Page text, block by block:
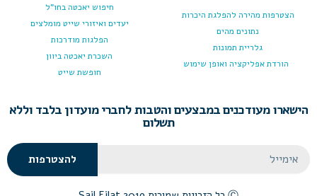
הצטרפות מהירה להפלגת היכרות
נתונים מהים
גלריית תמונות
הורדת אפליקציה ואופן שימוש
חיפוש יאכטה בחו"ל
יעדים ואיזורי שייט מומלצים
הפלגות מודרכות
השכרת יאכטה ביוון
חופשת שייט
הישארו מעודכנים במבצעים והטבות לחברי מועדון בלבד וללא
תשלום
להצטרפות